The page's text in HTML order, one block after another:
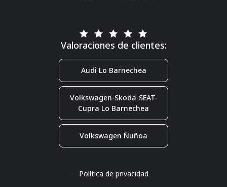
Valoraciones de clientes:
Audi Lo Barnechea
Volkswagen-Skoda-SEAT-
Cupra Lo Barnechea
Volkswagen Ñuñoa
Política de privacidad